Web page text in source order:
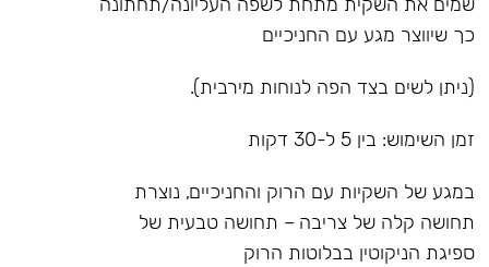
כך שיווצר מגע עם החניכיים
(ניתן לשים בצד הפה לנוחות מירבית).
זמן השימוש: בין 5 ל-30 דקות
במגע של השקיות עם הרוק והחניכיים, נוצרת
תחושה קלה של צריבה – תחושה טבעית של
ספיגת הניקוטין בבלוטות הרוק